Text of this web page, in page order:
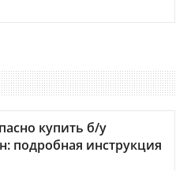
купить б/у
подробная инструкция